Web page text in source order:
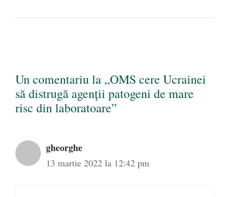
Un comentariu la „OMS cere Ucrainei
să distrugă agenţii patogeni de mare
risc din laboratoare”
gheorghe
13 martie 2022 la 12:42 pm